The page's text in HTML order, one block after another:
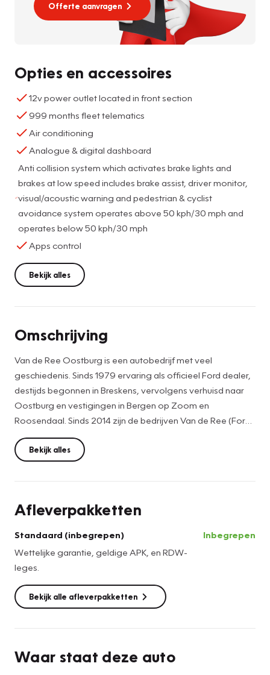
Offerte aanvragen
Opties en accessoires
12v power outlet located in front section
999 months fleet telematics
Air conditioning
Analogue & digital dashboard
Anti collision system which activates brake lights and
brakes at low speed includes brake assist, driver monitor,
visual/acoustic warning and pedestrian & cyclist
avoidance system operates above 50 kph/30 mph and
operates below 50 kph/30 mph
Apps control
Bekijk alles
Omschrijving
Van de Ree Oostburg is een autobedrijf met veel
geschiedenis. Sinds 1979 ervaring als officieel Ford dealer,
destijds begonnen in Breskens, vervolgens verhuisd naar
Oostburg en vestigingen in Bergen op Zoom en
Roosendaal. Sinds 2014 zijn de bedrijven Van de Ree (Ford)
en "Autobedrijf van den Bosse" (Peugeot en Renault)
samen gegaan onder één dak onder het label
"Vakgarage". Hiermee hebben we naast de expertise in de
andere automerken.
tot ziens in ons bedrijf in Oostburg.
Bekijk alles
Afleverpakketten
Standaard (inbegrepen)
Wettelijke garantie, geldige APK, en RDW-
leges.
Inbegrepen
Bekijk alle afleverpakketten
Waar staat deze auto